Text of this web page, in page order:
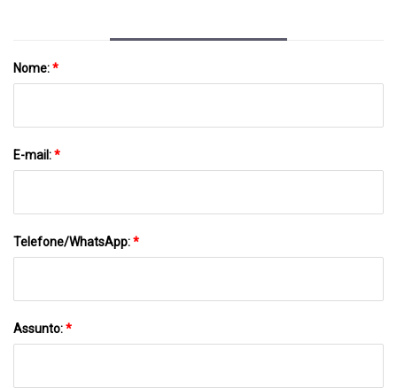
Nome:*
E-mail:*
Telefone/WhatsApp:*
Assunto:*